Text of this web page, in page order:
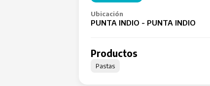
Ubicación
PUNTA INDIO - PUNTA INDIO
Productos
Pastas